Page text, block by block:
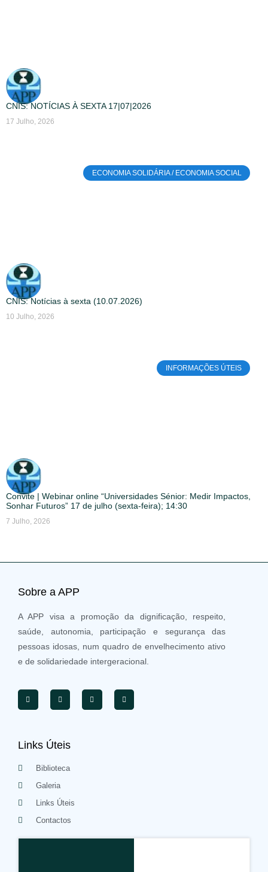
CNIS: NOTÍCIAS À SEXTA 17|07|2026
17 Julho, 2026
ECONOMIA SOLIDÁRIA / ECONOMIA SOCIAL
CNIS: Notícias à sexta (10.07.2026)
10 Julho, 2026
INFORMAÇÕES ÚTEIS
Convite | Webinar online “Universidades Sénior: Medir Impactos,
Sonhar Futuros” 17 de julho (sexta-feira); 14:30
7 Julho, 2026
Sobre a APP
A APP visa a promoção da dignificação, respeito,
saúde, autonomia, participação e segurança das
pessoas idosas, num quadro de envelhecimento ativo
e de solidariedade intergeracional.
Links Úteis
Biblioteca
Galeria
Links Úteis
Contactos